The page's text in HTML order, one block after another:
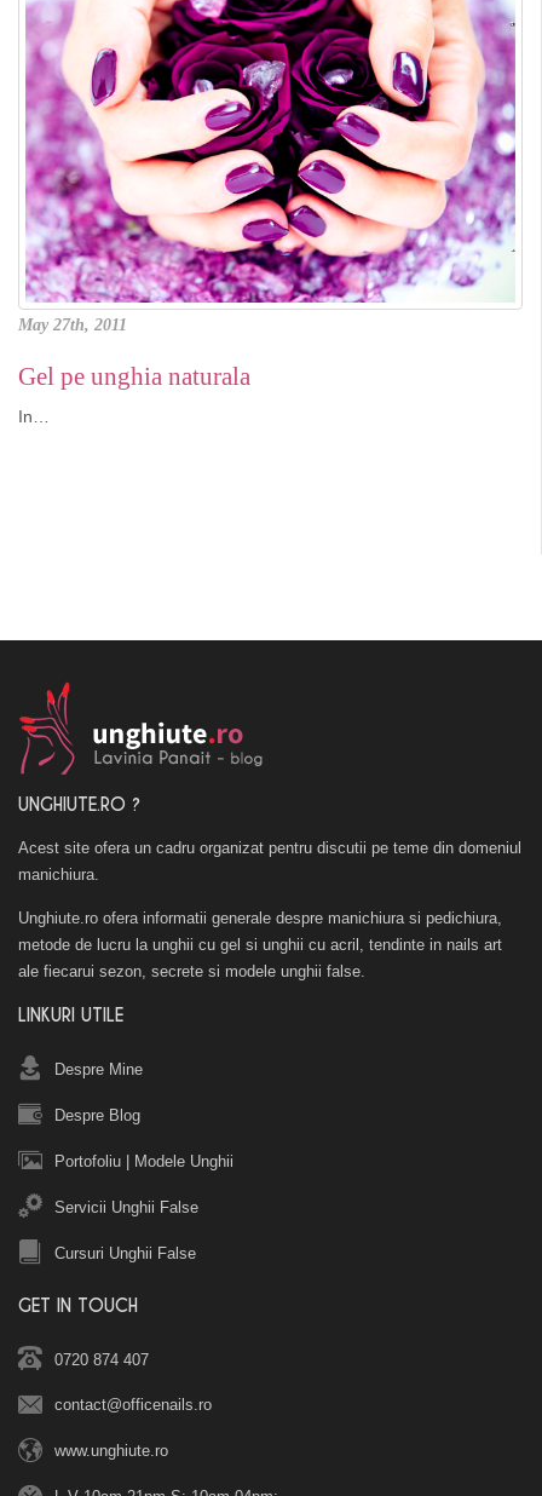
May 27th, 2011
Gel pe unghia naturala
In…
UNGHIUTE.RO ?
Acest site ofera un cadru organizat pentru discutii pe teme din domeniul
manichiura.
Unghiute.ro ofera informatii generale despre manichiura si pedichiura,
metode de lucru la unghii cu gel si unghii cu acril, tendinte in nails art
ale fiecarui sezon, secrete si modele unghii false.
LINKURI UTILE
Despre Mine
Despre Blog
Portofoliu Modele Unghii
Servicii Unghii False
Cursuri Unghii False
GET IN TOUCH
0720 874 407
contact@officenails.ro
www.unghiute.ro